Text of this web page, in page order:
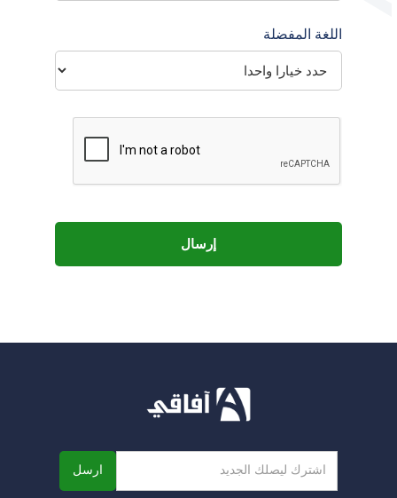
اللغة المفضلة
إرسال